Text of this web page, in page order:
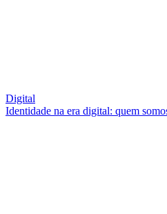
Digital
Identidade na era digital: quem